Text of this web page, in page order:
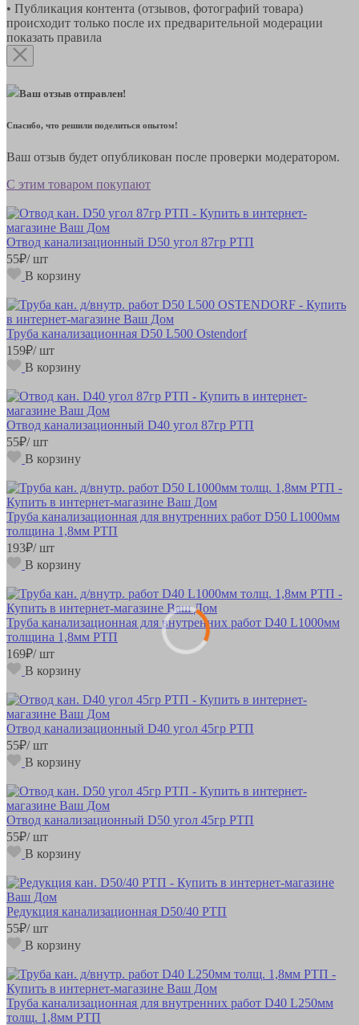
• Публикация контента (отзывов, фотографий товара)
происходит только после их предварительной модерации
показать правила
Ваш отзыв отправлен!
Спасибо, что решили поделиться опытом!
Ваш отзыв будет опубликован после проверки модератором.
С этим товаром покупают
Отвод канализационный D50 угол 87гр РТП
55₽/ шт
В корзину
Труба канализационная D50 L500 Ostendorf
159₽/ шт
В корзину
Отвод канализационный D40 угол 87гр РТП
55₽/ шт
В корзину
Труба канализационная для внутренних работ D50 L1000мм
толщина 1,8мм РТП
193₽/ шт
В корзину
Труба канализационная для внутренних работ D40 L1000мм
толщина 1,8мм РТП
169₽/ шт
В корзину
Отвод канализационный D40 угол 45гр РТП
55₽/ шт
В корзину
Отвод канализационный D50 угол 45гр РТП
55₽/ шт
В корзину
Редукция канализационная D50/40 РТП
55₽/ шт
В корзину
Труба канализационная для внутренних работ D40 L250мм
толщ. 1,8мм РТП